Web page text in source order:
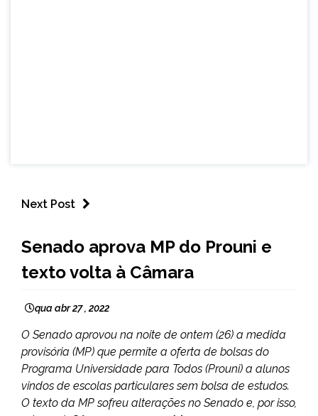
Next Post
NOTÍCIAS
Senado aprova MP do Prouni e
texto volta à Câmara
qua abr 27 , 2022
O Senado aprovou na noite de ontem (26) a medida
provisória (MP) que permite a oferta de bolsas do
Programa Universidade para Todos (Prouni) a alunos
vindos de escolas particulares sem bolsa de estudos.
O texto da MP sofreu alterações no Senado e, por isso,